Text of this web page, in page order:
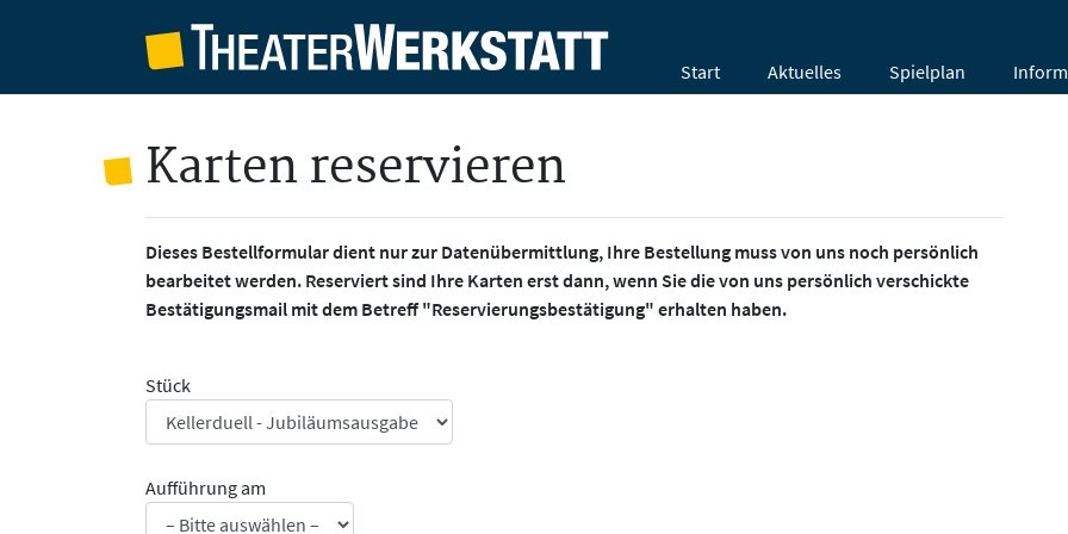
Start Aktuelles Spielplan
Karten reservieren
Dieses Bestellformular dient nur zur Datenübermittlung, Ihre Bestellung muss von uns noch persönlich
bearbeitet werden. Reserviert sind Ihre Karten erst dann, wenn Sie die von uns persönlich verschickte
Bestätigungsmail mit dem Betreff "Reservierungsbestätigung" erhalten haben.
Stück
Aufführung am